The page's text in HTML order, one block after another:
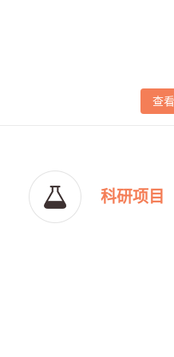
查
科研项目